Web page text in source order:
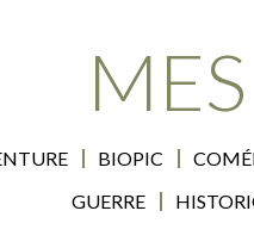
BIOPIC
GUERRE